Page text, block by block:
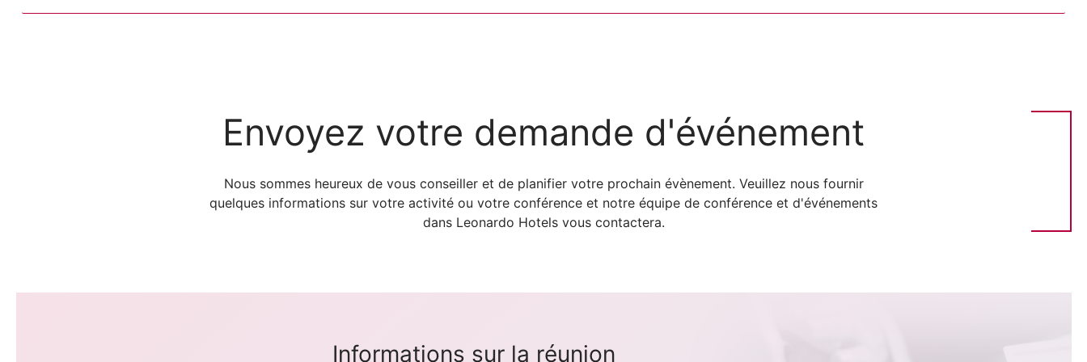
Envoyez votre demande d'événement
Nous sommes heureux de vous conseiller et de planifier votre prochain évènement. Veuillez nous fournir
quelques informations sur votre activité ou votre conférence et notre équipe de conférence et d'événements
dans Leonardo Hotels vous contactera.
Informations sur la réunion